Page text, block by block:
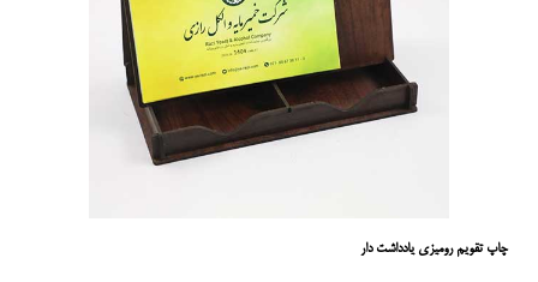
چاپ تقویم رومیزی یادداشت دار